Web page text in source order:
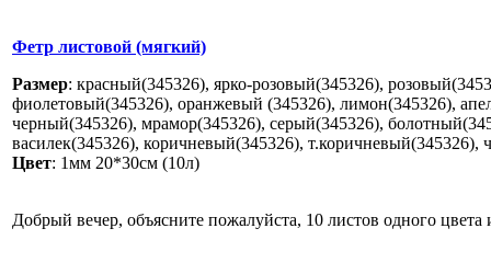
Фетр листовой (мягкий)
Размер: красный(345326), ярко-розовый(345326),
фиолетовый(345326), оранжевый (345326), лимон(345326),
черный(345326), мрамор(345326), серый(345326),
василек(345326), коричневый(345326), т.коричневый(345326),
Цвет: 1мм 20*30см (10л)
Добрый вечер, объясните пожалуйста, 10 листов одного